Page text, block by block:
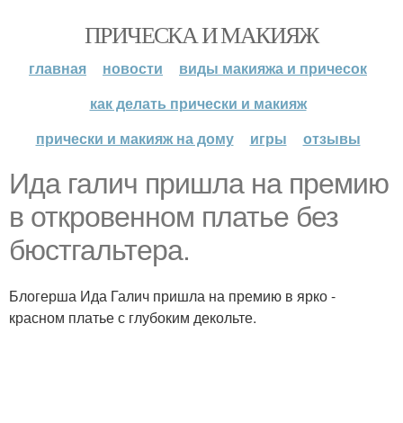
ПРИЧЕСКА И МАКИЯЖ
главная новости
виды макияжа и причесок
как делать прически и макияж
прически и макияж на дому
игры отзывы
Ида галич пришла на премию
в откровенном платье без
бюстгальтера.
Блогерша Ида Галич пришла на премию в ярко -
красном платье с глубоким декольте.